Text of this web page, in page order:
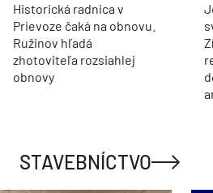
Historická radnica v
Prievoze čaká na obnovu.
Ružinov hľadá
zhotoviteľa rozsiahlej
obnovy
STAVEBNÍCTVO